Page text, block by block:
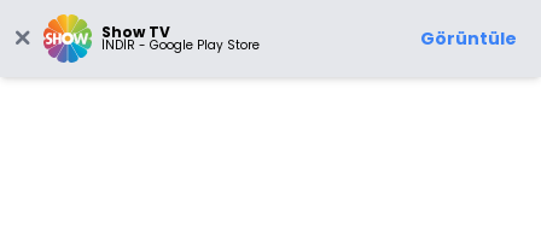
Show TV
İNDİR - Google Play Store Görüntüle